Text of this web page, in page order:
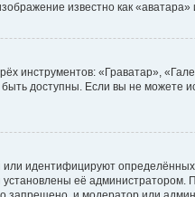
известно как
инструментов: «Граватар»,
доступны. Если вы не можете
идентифицируют
её